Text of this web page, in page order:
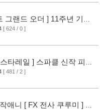
그랜드 오더 ] 11주년 기념
[ 624 / 0 ]
타레일 ] 스파클 신작 피규
[ 481 / 2 ]
애니 [ FX 전사 쿠루미 ] PV